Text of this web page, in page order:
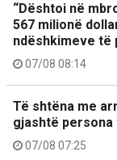
“Dështoi në
567 milionë
ndëshkimeve të
07/08 08:14
Të shtëna me
gjashtë
07/08 07:25